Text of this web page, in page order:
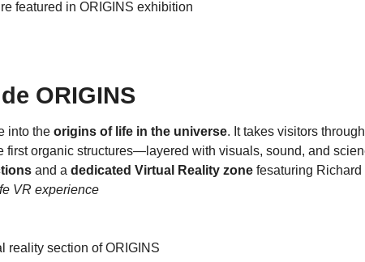
ORIGINS
into the origins of life in the universe. It takes visitors
first organic structures—layered with visuals, sound, and
and a dedicated Virtual Reality zone fesaturing Richard
VR experience